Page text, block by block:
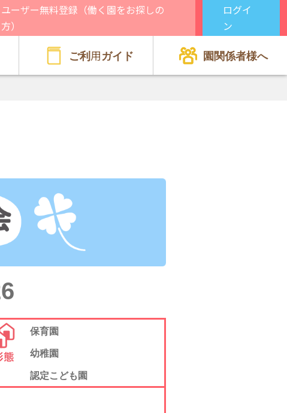
ユーザー無料登録（働く園をお探しの
方）
ログイ
ン
ご利用ガイド 園関係者様へ
保育園
幼稚園
認定こども園